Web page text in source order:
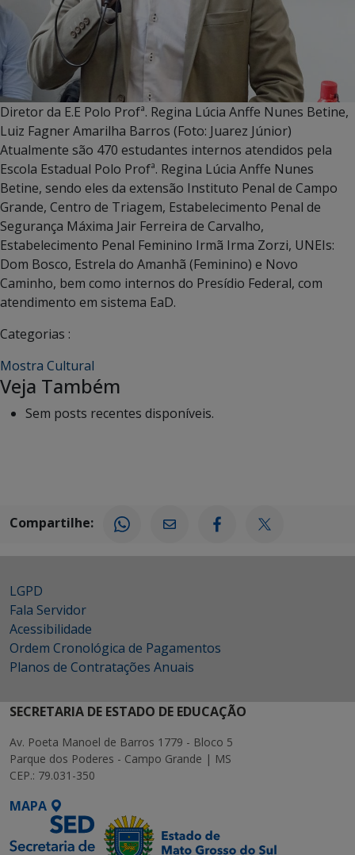
Diretor da E.E Polo Profª. Regina Lúcia Anffe Nunes Betine,
Luiz Fagner Amarilha Barros (Foto: Juarez Júnior)
Atualmente são 470 estudantes internos atendidos pela
Escola Estadual Polo Profª. Regina Lúcia Anffe Nunes
Betine, sendo eles da extensão Instituto Penal de Campo
Grande, Centro de Triagem, Estabelecimento Penal de
Segurança Máxima Jair Ferreira de Carvalho,
Estabelecimento Penal Feminino Irmã Irma Zorzi, UNEIs:
Dom Bosco, Estrela do Amanhã (Feminino) e Novo
Caminho, bem como internos do Presídio Federal, com
atendimento em sistema EaD.
Categorias :
Mostra Cultural
Veja Também
Sem posts recentes disponíveis.
Compartilhe:
LGPD
Fala Servidor
Acessibilidade
Ordem Cronológica de Pagamentos
Planos de Contratações Anuais
SECRETARIA DE ESTADO DE EDUCAÇÃO
Av. Poeta Manoel de Barros 1779 - Bloco 5
Parque dos Poderes - Campo Grande | MS
CEP.: 79.031-350
MAPA